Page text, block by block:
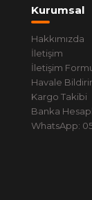
güzel.
Kurumsal
Hakkımızda
İletişim
İletişim
Havale
Kargo Takibi
Banka
WhatsApp: